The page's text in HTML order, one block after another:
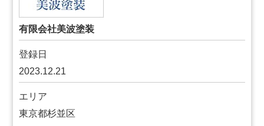
有限会社美波塗装
登録日
2023.12.21
エリア
東京都杉並区